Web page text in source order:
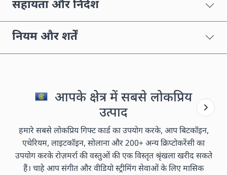
सहायता और निर्देश
नियम और शर्तें
आपके क्षेत्र में सबसे लोकप्रिय
उत्पाद
हमारे सबसे लोकप्रिय गिफ्ट कार्ड का उपयोग करके, आप बिटकॉइन,
एथेरियम, लाइटकॉइन, सोलाना और 200+ अन्य क्रिप्टोकरेंसी का
उपयोग करके रोज़मर्रा की वस्तुओं की एक विस्तृत श्रृंखला खरीद सकते
हैं। चाहे आप संगीत और वीडियो स्ट्रीमिंग सेवाओं के लिए मासिक